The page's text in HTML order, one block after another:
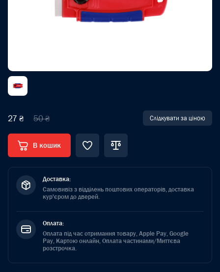
27 ₴ 50 ₴ Слідкувати за ціною
В кошик
Доставка:
Самовивіз з відділень поштових операторів, доставка
кур'єром до дверей.
Оплата:
Оплата під час отримання товару, Apple Pay, Google
Pay, Картою онлайн, Оплата частинами/Миттєва
розстрочка.